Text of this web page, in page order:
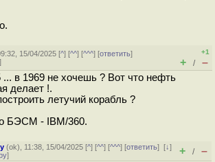
15/04/2025 [^] [^^] [^^^] [ответить]
]
+1
+ / –
в 1969 не хочешь ? Вот что нефть
делает !.
летучий корабль ?
БЭСМ - IBM/360.
(ok), 11:38, 15/04/2025 [^] [^^] [^^^] [ответить][↓]
] + / –